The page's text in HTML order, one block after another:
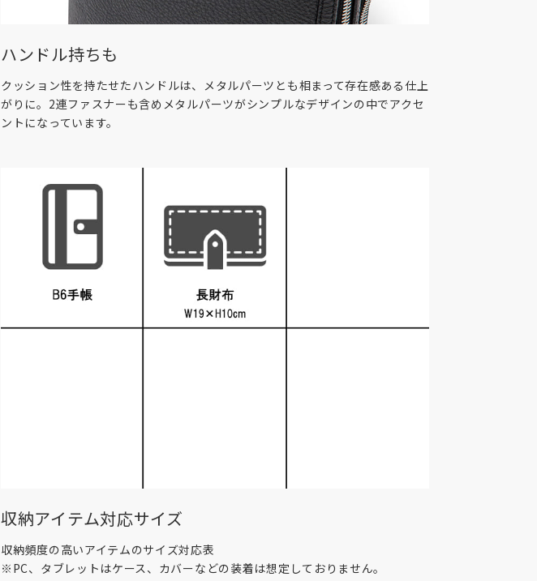
ハンドル持ちも
クッション性を持たせたハンドルは、メタルパーツとも相まって存在感ある仕上
がりに。2連ファスナーも含めメタルパーツがシンプルなデザインの中でアクセ
ントになっています。
収納アイテム対応サイズ
収納頻度の高いアイテムのサイズ対応表
※PC、タブレットはケース、カバーなどの装着は想定しておりません。